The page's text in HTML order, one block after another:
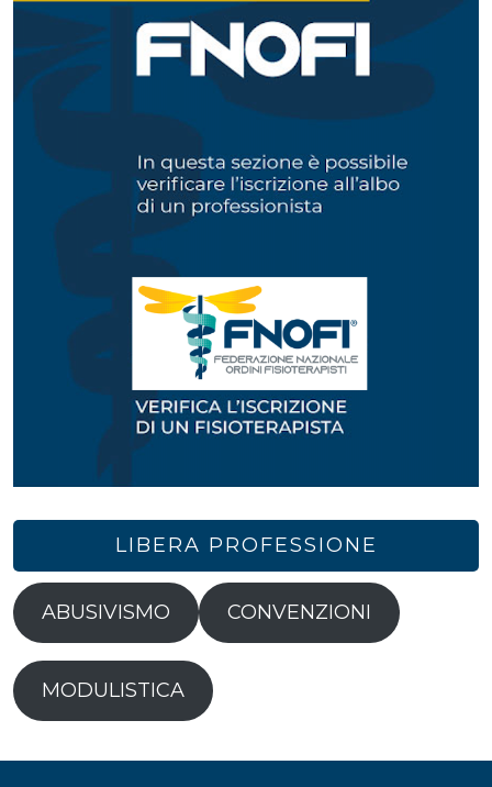
LIBERA PROFESSIONE
ABUSIVISMO CONVENZIONI
MODULISTICA